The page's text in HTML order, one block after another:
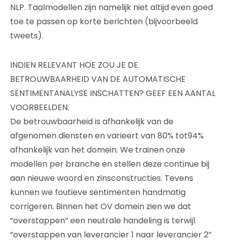
NLP. Taalmodellen zijn namelijk niet altijd even goed
toe te passen op korte berichten (bijvoorbeeld
tweets).
INDIEN RELEVANT HOE ZOU JE DE
BETROUWBAARHEID VAN DE AUTOMATISCHE
SENTIMENTANALYSE INSCHATTEN? GEEF EEN AANTAL
VOORBEELDEN.
De betrouwbaarheid is afhankelijk van de
afgenomen diensten en varieert van 80% tot94%
afhankelijk van het domein. We trainen onze
modellen per branche en stellen deze continue bij
aan nieuwe woord en zinsconstructies. Tevens
kunnen we foutieve sentimenten handmatig
corrigeren. Binnen het OV domein zien we dat
“overstappen” een neutrale handeling is terwijl
“overstappen van leverancier 1 naar leverancier 2”